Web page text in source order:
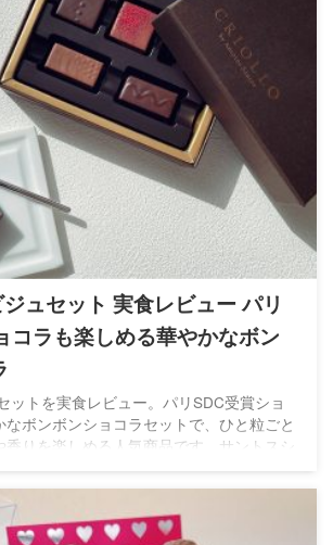
ュセット 実食レビュー パリ
コラも楽しめる華やかなボン
ットを実食レビュー。パリSDC受賞ショ
なボンボンショコラセットで、ひと粒ごと
りを楽しめる人気商品です。サントスシ